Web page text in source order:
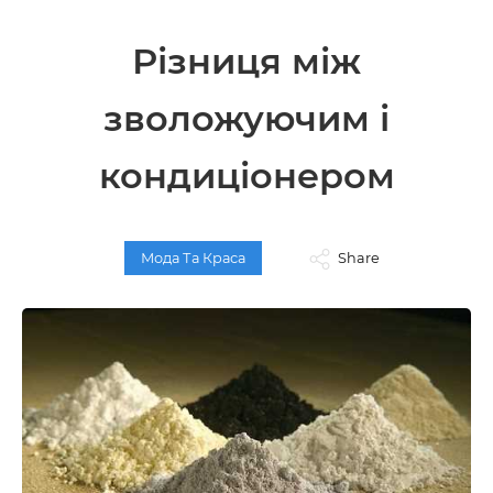
Різниця між
зволожуючим і
кондиціонером
Мода Та Краса Share